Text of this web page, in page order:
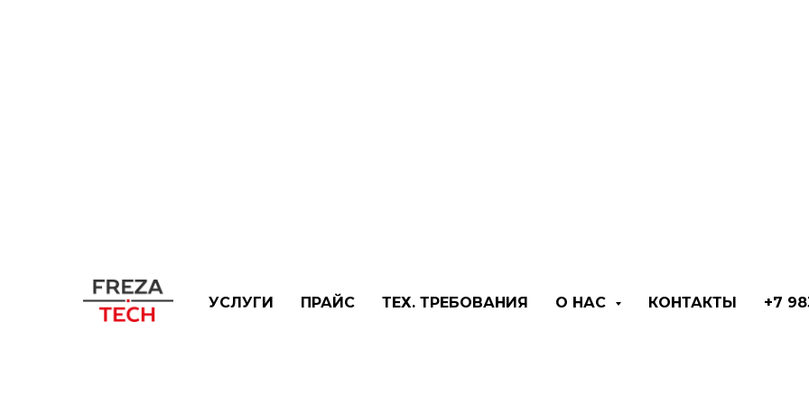
УСЛУГИ ПРАЙС ТЕХ. ТРЕБОВАНИЯ О НАС КОНТАКТЫ +7